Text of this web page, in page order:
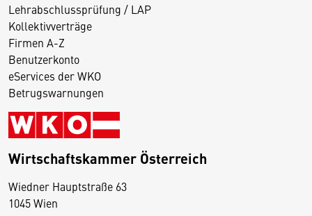
Lehrabschlussprüfung / LAP
Kollektivverträge
Firmen A-Z
Benutzerkonto
eServices der WKO
Betrugswarnungen
Wirtschaftskammer Österreich
Wiedner Hauptstraße 63
1045 Wien
D